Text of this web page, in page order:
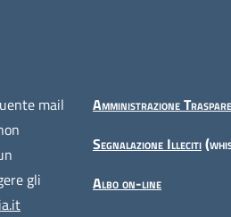
mail
gli
Amministrazione
Segnalazione Illeciti
Albo on-line